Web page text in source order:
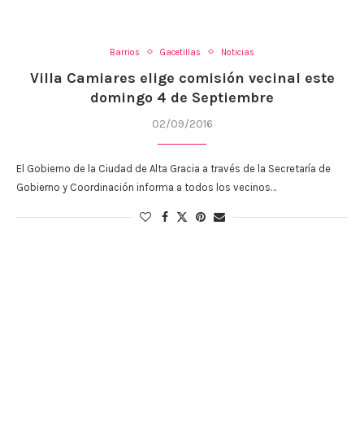
Barrios Gacetillas Noticias
Villa Camiares elige comisión vecinal este
domingo 4 de Septiembre
02/09/2016
El Gobierno de la Ciudad de Alta Gracia a través de la Secretaría de
Gobierno y Coordinación informa a todos los vecinos…